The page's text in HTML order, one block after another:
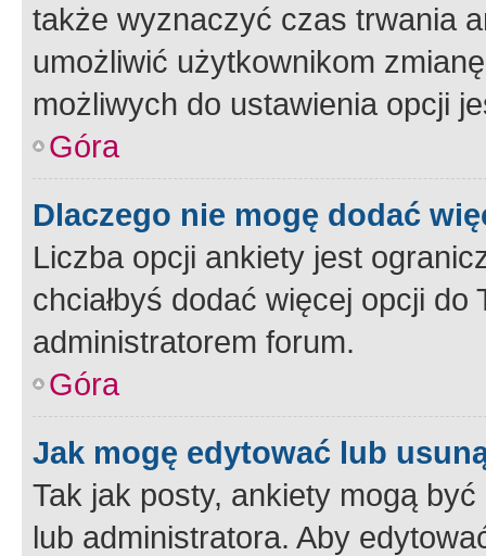
także wyznaczyć czas trwania
umożliwić użytkownikom
możliwych do ustawienia opcji
Góra
Dlaczego nie mogę dodać
Liczba opcji ankiety jest
chciałbyś dodać więcej opcji
administratorem forum.
Góra
Jak mogę edytować lub
Tak jak posty, ankiety mogą
lub administratora. Aby